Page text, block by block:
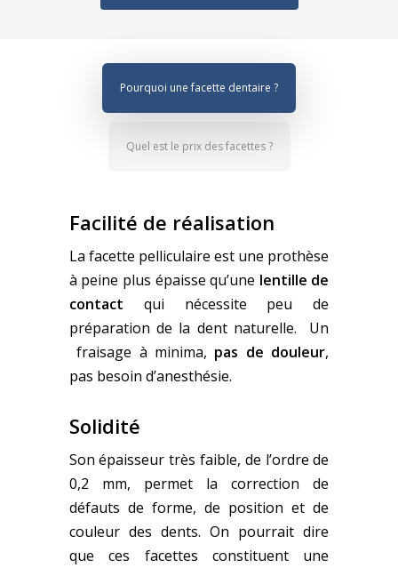
Pourquoi une facette dentaire ?
Quel est le prix des facettes ?
Facilité de réalisation
La facette pelliculaire est une prothèse
à peine plus épaisse qu’une lentille de
contact qui nécessite peu de
préparation de la dent naturelle. Un
fraisage à minima, pas de douleur,
pas besoin d’anesthésie.
Solidité
Son épaisseur très faible, de l’ordre de
0,2 mm, permet la correction de
défauts de forme, de position et de
couleur des dents. On pourrait dire
que ces facettes constituent une